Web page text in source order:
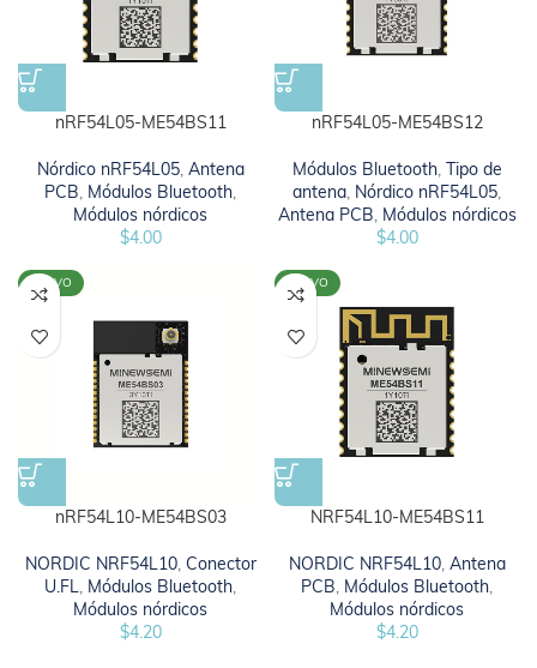
nRF54L05-ME54BS11
Nórdico nRF54L05, Antena
PCB, Módulos Bluetooth,
Módulos nórdicos
$4.00
nRF54L05-ME54BS12
Módulos Bluetooth, Tipo de
antena, Nórdico nRF54L05,
Antena PCB, Módulos nórdicos
$4.00
NUEVO
nRF54L10-ME54BS03
NORDIC NRF54L10, Conector
U.FL, Módulos Bluetooth,
Módulos nórdicos
$4.20
NUEVO
NRF54L10-ME54BS11
NORDIC NRF54L10, Antena
PCB, Módulos Bluetooth,
Módulos nórdicos
$4.20